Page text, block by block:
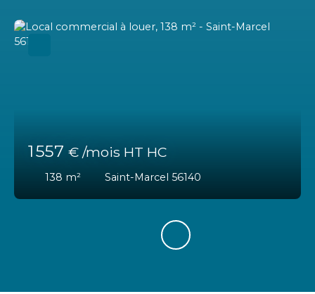
1 557 € /mois HT HC
138 m² Saint-Marcel 56140